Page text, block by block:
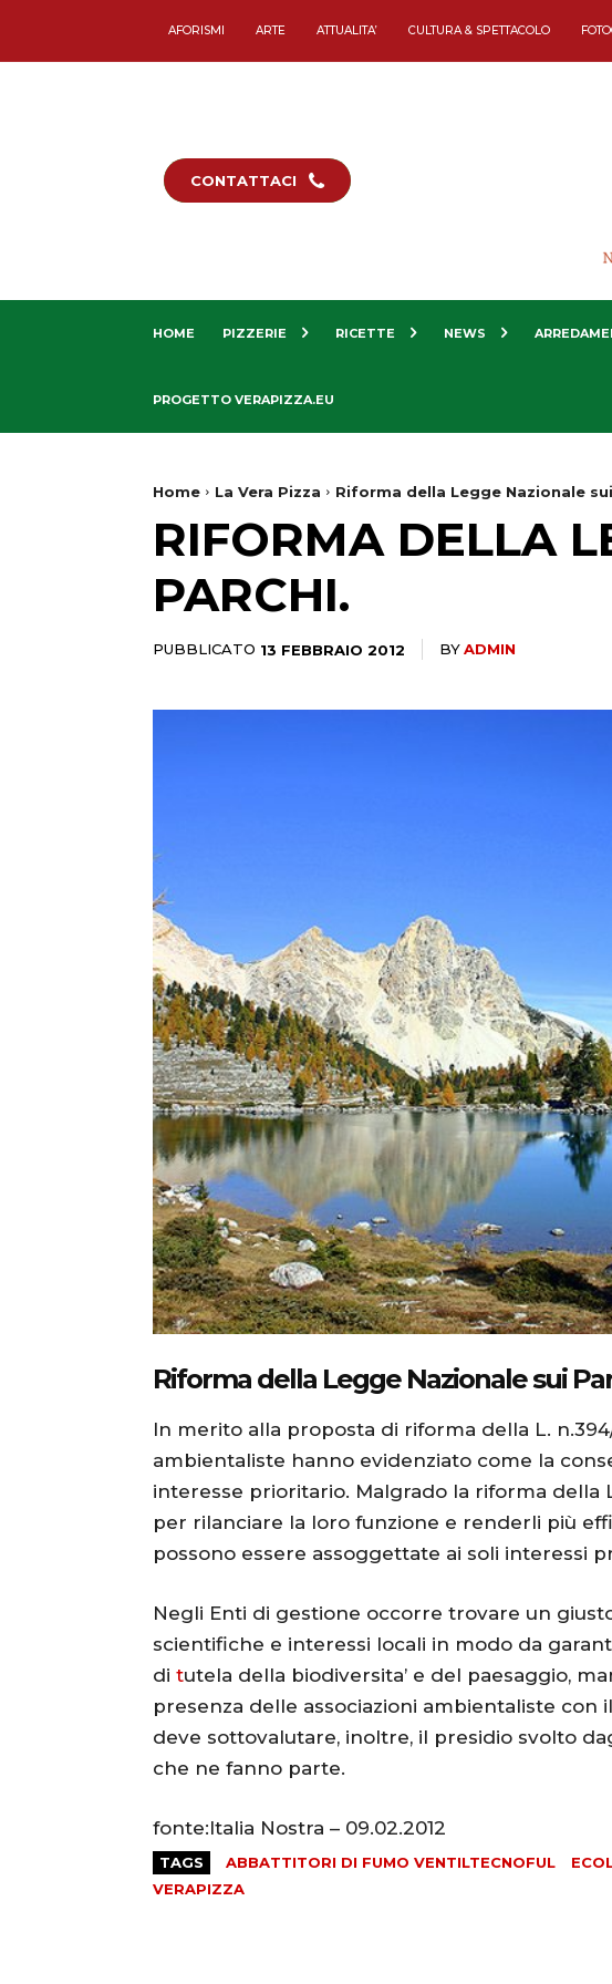
AFORISMI ARTE ATTUALITA’ CULTURA & SPETTACOLO
CONTATTACI
HOME PIZZERIE RICETTE NEWS
PROGETTO VERAPIZZA.EU
Home La Vera Pizza Riforma della Legge Nazionale
RIFORMA DELLA
PARCHI.
PUBBLICATO 13 FEBBRAIO 2012 BYADMIN
Riforma della Legge Nazionale sui
In merito alla proposta di riforma della L.
ambientaliste hanno evidenziato come la
interesse prioritario. Malgrado la riforma della
per rilanciare la loro funzione e renderli più
possono essere assoggettate ai soli interessi
Negli Enti di gestione occorre trovare un
scientifiche e interessi locali in modo da
di tutela della biodiversita’ e del paesaggio,
presenza delle associazioni ambientaliste con
deve sottovalutare, inoltre, il presidio svolto
che ne fanno parte.
fonte:Italia Nostra – 09.02.2012
TAGS ABBATTITORI DI FUMO VENTILTECNOFUL
VERAPIZZA